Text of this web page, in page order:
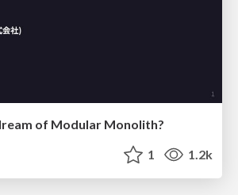
of Modular Monolith?
1 1.2k